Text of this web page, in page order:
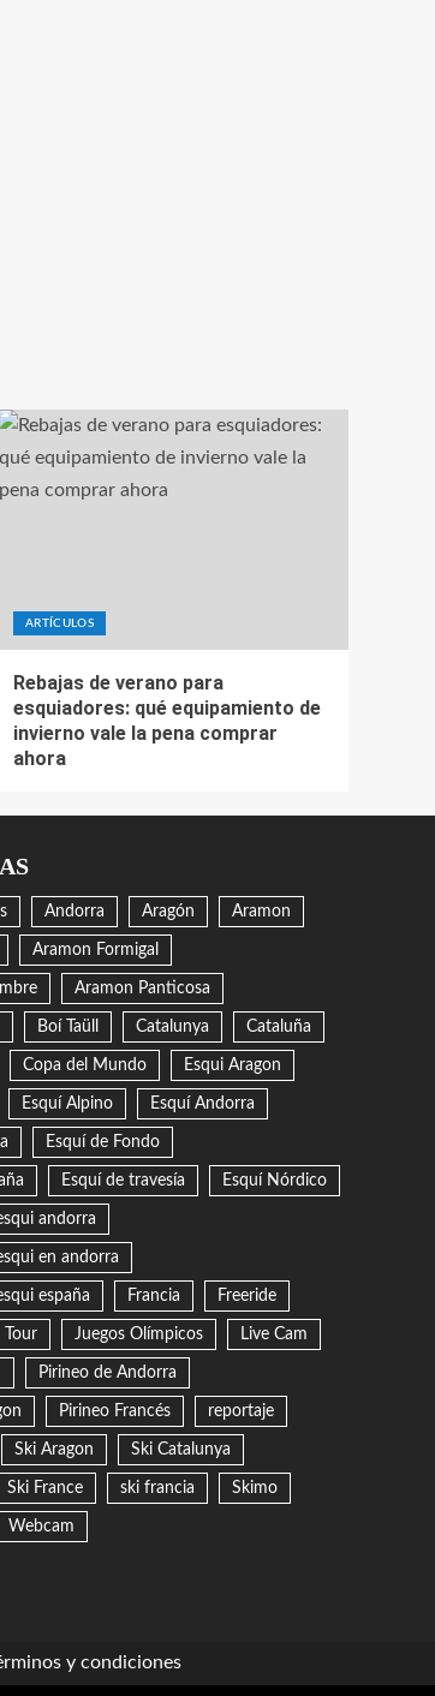
ARTÍCULOS
Rebajas de verano para
esquiadores: qué equipamiento de
invierno vale la pena comprar
ahora
Andorra Aragón Aramon
Aramon Formigal
Aramon Panticosa
Boí Taüll Catalunya Cataluña
Copa del Mundo Esqui Aragon
Esquí Alpino Esquí Andorra
Esquí de Fondo
Esquí de travesía Esquí Nórdico
andorra
en andorra
españa Francia Freeride
Tour Juegos Olímpicos Live Cam
Pirineo de Andorra
Pirineo Francés reportaje
Ski Aragon Ski Catalunya
Ski France ski francia Skimo
Webcam
y condiciones